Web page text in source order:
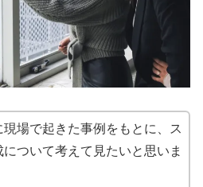
場で起きた事例をもとに、ス
について考えて見たいと思いま